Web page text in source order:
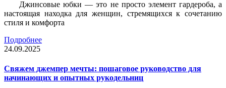
Джинсовые юбки — это не просто элемент гардероба, а
настоящая находка для женщин, стремящихся к сочетанию
стиля и комфорта
Подробнее
24.09.2025
Свяжем джемпер мечты: пошаговое руководство для
начинающих и опытных рукодельниц